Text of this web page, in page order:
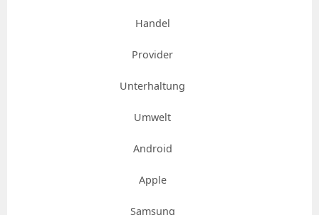
Handel
Provider
Unterhaltung
Umwelt
Android
Apple
Samsung